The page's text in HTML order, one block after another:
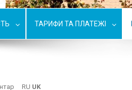
ТАРИФИ ТА ПЛАТЕЖІ
RU UK